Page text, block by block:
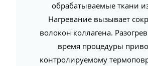
обрабатываемые ткани
Нагревание вызывает
волокон коллагена.
время процедуры
контролируемому